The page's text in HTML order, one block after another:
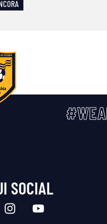
SOCIAL